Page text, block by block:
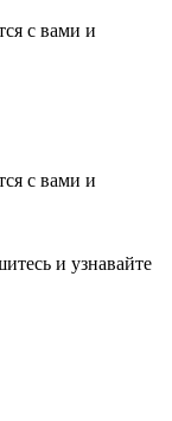
с вами и
с вами и
и узнавайте